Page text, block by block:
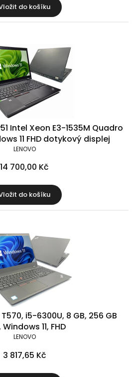
do košíku
Intel Xeon E3-1535M Quadro
11 FHD dotykový displej
LENOVO
14 700,00 Kč
do košíku
i5-6300U, 8 GB, 256 GB
Windows 11, FHD
LENOVO
3 817,65 Kč